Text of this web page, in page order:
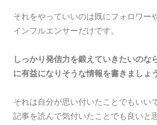
それをやっていいのは既にフォロワー
インフルエンサーだけです。
しっかり発信力を鍛えていきたいのな
に有益になりそうな情報を書きましょう
それは自分が思い付いたことでもいい
記事を読んで気付いたことでも良いと